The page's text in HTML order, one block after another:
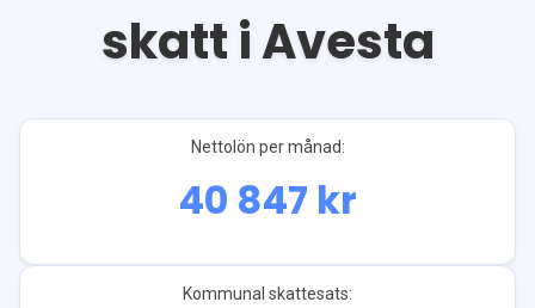
skatt iAvesta
Nettolön per månad:
40 847 kr
Kommunal skattesats: